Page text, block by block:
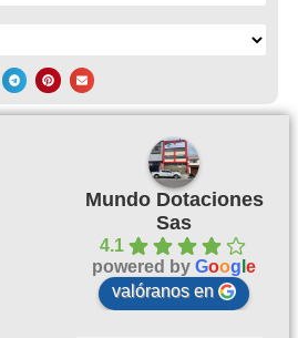
Mundo Dotaciones
Sas
4.1
powered by Goog e
valóranos en